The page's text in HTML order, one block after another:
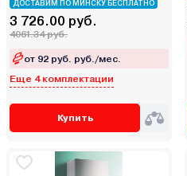
ДОСТАВИМ ПО МИНСКУ БЕСПЛАТНО
3 726.00 руб.
4061.34 руб.
от 92 руб. руб./мес.
Еще 4 комплектации
Купить